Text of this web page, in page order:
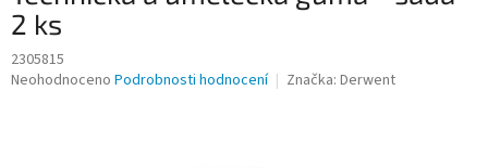
2 ks
2305815
Průměrné
Neohodnoceno Podrobnosti hodnocení Značka: Derwent